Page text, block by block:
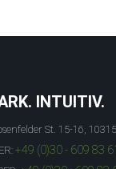
INTUITIV.
St. 15-16,
+49 (0)30 - 609 83